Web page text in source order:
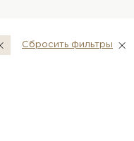
Сбросить фильтры